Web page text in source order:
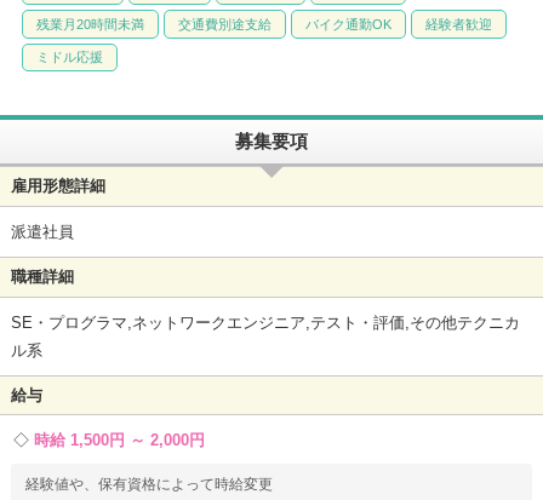
残業月20時間未満 交通費別途支給 バイク通勤OK 経験者歓迎
ミドル応援
募集要項
雇用形態詳細
派遣社員
職種詳細
SE・プログラマ,ネットワークエンジニア,テスト・評価,その他テクニカ
ル系
給与
時給 1,500円 ～ 2,000円
経験値や、保有資格によって時給変更